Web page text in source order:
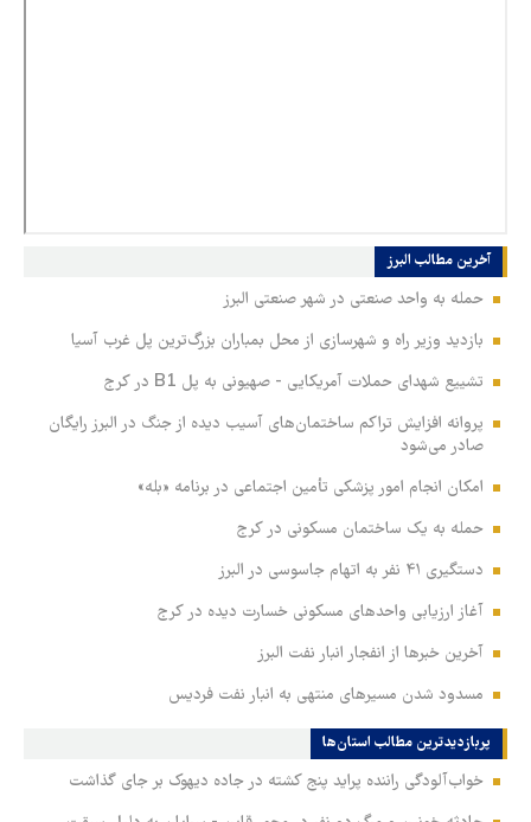
آخرین مطالب‏‏‏‏‏ البرز
حمله به واحد صنعتی در شهر صنعتی البرز
بازدید وزیر راه و شهرسازی از محل بمباران بزرگ‌ترین پل غرب آسیا
تشییع شهدای حملات آمریکایی - صهیونی به پل B1 در کرج
پروانه افزایش تراکم ساختمان‌های آسیب دیده از جنگ در البرز رایگان
صادر می‌شود
امکان انجام امور پزشکی تأمین اجتماعی در برنامه «بله»
حمله به یک ساختمان مسکونی در کرج
دستگیری ۴۱ نفر به اتهام جاسوسی در البرز
آغاز ارزیابی واحدهای مسکونی خسارت دیده در کرج
آخرین خبرها از انفجار انبار نفت البرز
مسدود شدن مسیرهای منتهی به انبار نفت فردیس
پربازدیدترین‌ مطالب استان‌ها
خواب‌آلودگی راننده پراید پنج کشته در جاده دیهوک بر جای گذاشت